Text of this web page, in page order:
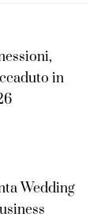
in
Wedding